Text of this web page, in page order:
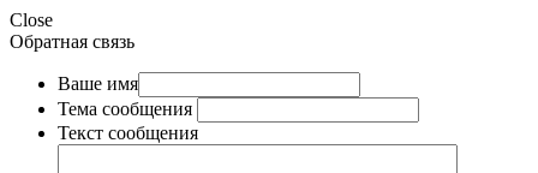
Close
Обратная связь
Ваше имя
Тема сообщения
Текст сообщения